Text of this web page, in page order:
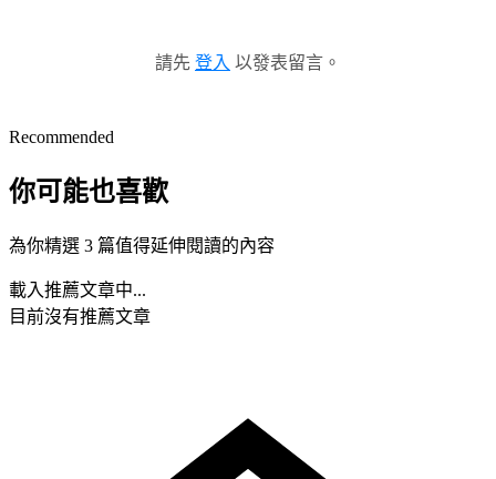
請先 登入 以發表留言。
Recommended
你可能也喜歡
為你精選 3 篇值得延伸閱讀的內容
載入推薦文章中...
目前沒有推薦文章